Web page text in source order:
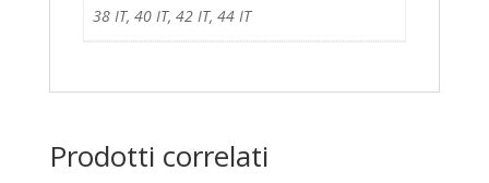
38 IT, 40 IT, 42 IT, 44 IT
Prodotti correlati